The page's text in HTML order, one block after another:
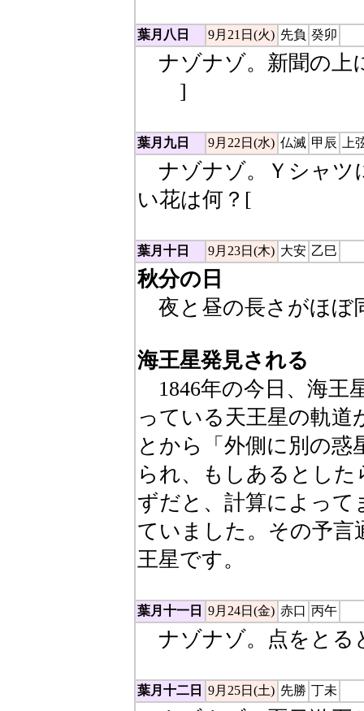
葉月八日 9月21日(火) 先負 癸卯
ナゾナゾ。新聞の上
]
葉月九日 9月22日(水) 仏滅 甲辰 上
ナゾナゾ。Ｙシャツ
い花は何？[
葉月十日 9月23日(木) 大安 乙巳
秋分の日
夜と昼の長さがほぼ
海王星発見される
1846年の今日、海王
っている天王星の軌
とから「外側に別の
られ、もしあるとし
ずだと、計算によって
ていました。その予言
王星です。
葉月十一日 9月24日(金) 赤口 丙午
ナゾナゾ。点をとる
葉月十二日 9月25日(土) 先勝 丁未